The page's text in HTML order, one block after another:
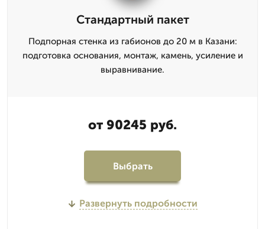
Стандартный пакет
Подпорная стенка из габионов до 20 м в Казани:
подготовка основания, монтаж, камень, усиление и
выравнивание.
от 90245 руб.
Выбрать
Развернуть подробности